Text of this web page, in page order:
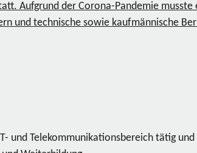
Aufgrund der Corona-Pandemie
und technische sowie kaufmännische
und Telekommunikationsbereich tätig